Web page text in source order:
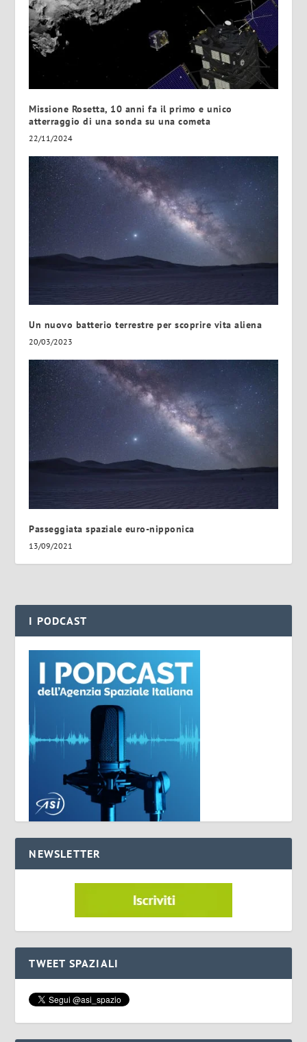
Missione Rosetta, 10 anni fa il primo e unico
atterraggio di una sonda su una cometa
22/11/2024
Un nuovo batterio terrestre per scoprire vita aliena
20/03/2023
Passeggiata spaziale euro-nipponica
13/09/2021
I PODCAST
NEWSLETTER
TWEET SPAZIALI